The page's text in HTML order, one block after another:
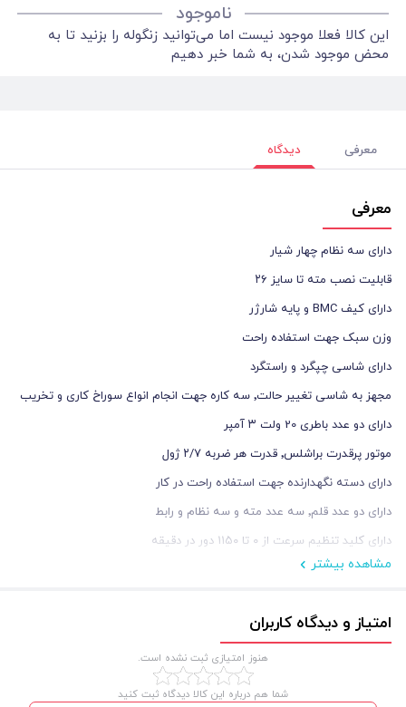
ناموجود
این کالا فعلا موجود نیست اما می‌توانید زنگوله را بزنید تا به
محض موجود شدن، به شما خبر دهیم
معرفی دیدگاه
معرفی
دارای سه نظام چهار شیار
قابلیت نصب مته تا سایز ۲۶
دارای کیف BMC و پایه شارژر
وزن سبک جهت استفاده راحت
دارای شاسی چپگرد و راستگرد
مجهز به شاسی تغییر حالت٬ سه کاره جهت انجام انواع سوراخ کاری و تخریب
دارای دو عدد باطری 20 ولت ۳ آمپر
موتور پرقدرت براشلس٬ قدرت هر ضربه ۲/۷ ژول
دارای دسته نگهدارنده جهت استفاده راحت در کار
دارای دو عدد قلم٬ سه عدد مته و سه نظام و رابط
دارای کلید تنظیم سرعت از ۰ تا ۱۱۵۰ دور در دقیقه
مشاهده بیشتر
امتیاز و دیدگاه کاربران
هنوز امتیازی ثبت نشده است.
شما هم درباره این کالا دیدگاه ثبت کنید